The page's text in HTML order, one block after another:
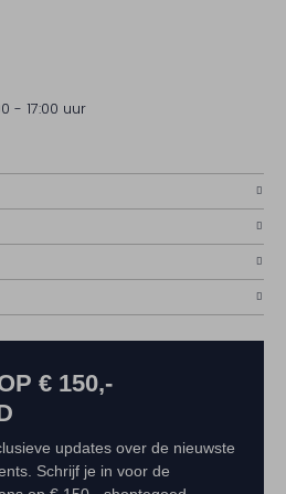
- 17:00 uur
€ 150,-
updates over de nieuwste
Schrijf je in voor de